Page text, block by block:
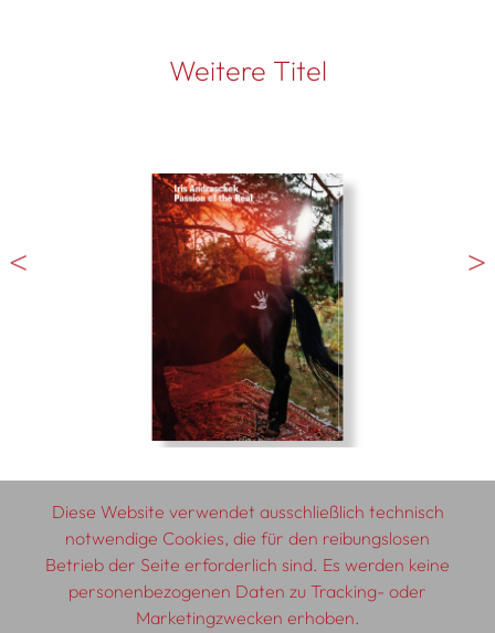
Weitere Titel
© 2026 SCHLEBRÜGGE.EDITOR
Diese Website verwendet ausschließlich technisch
notwendige Cookies, die für den reibungslosen
Betrieb der Seite erforderlich sind. Es werden keine
personenbezogenen Daten zu Tracking- oder
Marketingzwecken erhoben.